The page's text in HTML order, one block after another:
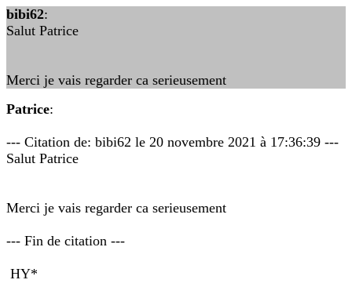
bibi62:
Salut Patrice
Merci je vais regarder ca serieusement
Patrice:
--- Citation de: bibi62 le 20 novembre 2021 à 17:36:39 ---
Salut Patrice
Merci je vais regarder ca serieusement
--- Fin de citation ---
HY*